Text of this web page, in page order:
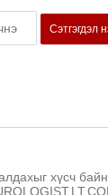
Сэтгэгдэл
хүсч